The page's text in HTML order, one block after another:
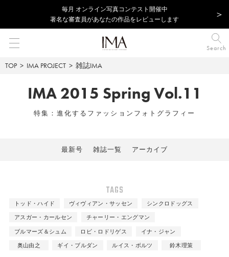
毎⽉ オンライン写真コンテスト開催中
著名な審査員があなたの作品をレビューします
Search
TOP IMA PROJECT 雑誌IMA
IMA 2015 Spring Vol.11
特集：進化するファッションフォトグラフィー
最新号 雑誌一覧 アーカイブ
TAGS
トッド・ハイド ヴィヴィアン・サッセン
シンクロドッグス
アスガー・カールセン
チャーリー・エングマン
ブルマーズ＆シュム
ロビ・ロドリゲス
イナ・ジャン
奥山由之
ギイ・ブルダン ルイス・ボルツ 鈴木理策